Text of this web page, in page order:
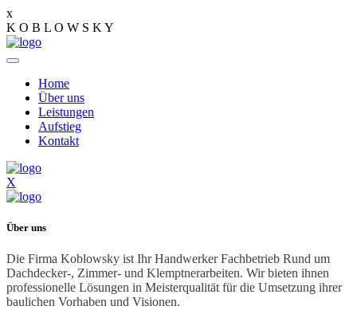
x
K O B L O W S K Y
Home
Über uns
Leistungen
Aufstieg
Kontakt
X
Über uns
Die Firma Koblowsky ist Ihr Handwerker Fachbetrieb Rund um
Dachdecker-, Zimmer- und Klemptnerarbeiten. Wir bieten ihnen
professionelle Lösungen in Meisterqualität für die Umsetzung ihrer
baulichen Vorhaben und Visionen.